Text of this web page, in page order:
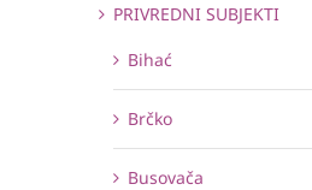
PRIVREDNI SUBJEKTI
Bihać
Brčko
Busovača